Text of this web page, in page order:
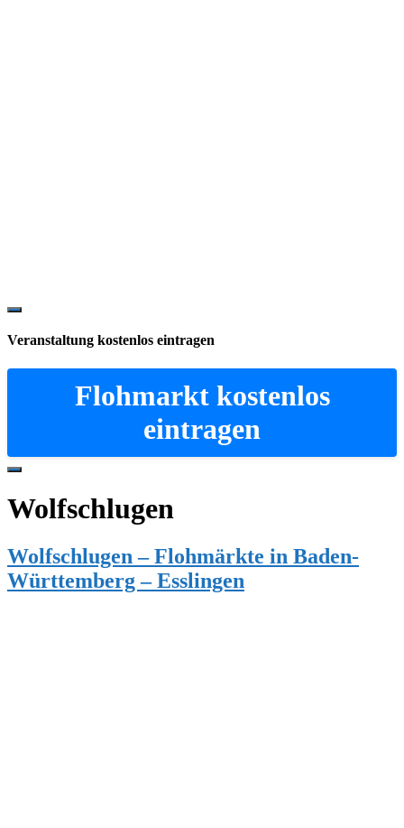
Show
Content
Veranstaltung kostenlos eintragen
Flohmarkt kostenlos
eintragen
Hide
Content
Wolfschlugen
Wolfschlugen – Flohmärkte in Baden-
Württemberg – Esslingen